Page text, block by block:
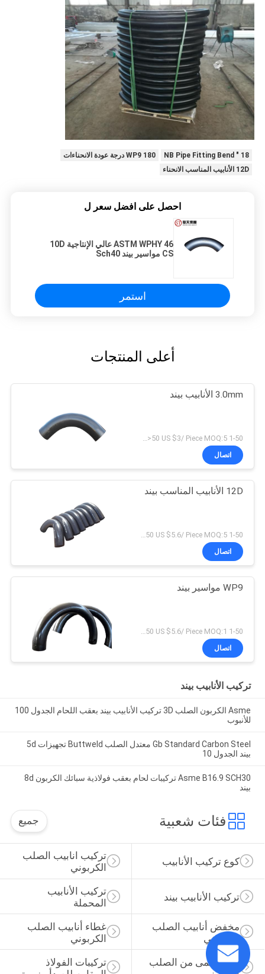
18 ″ NB Pipe Fitting Bend
WP9 180 درجة عودة الانحناءات
12D الأنابيب المناسب الانحناء
احصل على افضل سعر ل
ASTM WPHY 46 عالي الإنتاجية 10D
CS مواسير بيند Sch40
استمر
أعلى المنتجات
3.0mm الأنابيب بيند
1-50 US $5/ Piece；>50 US $3/ Piece MOQ:5 قطع
اتصال
12D الأنابيب المناسب بيند
اتصال
WP9 مواسير بيند
اتصال
تركيب الأنابيب بيند
Asme الكربون الصلب 3D تركيب الأنابيب بيند بعقب اللحام الجدول 100
للأنبوب
Gb Standard Carbon Steel معتدل الصلب Buttweld تجهيزات 5d
بيند الجدول 10
Asme B16.9 SCH30 تركيبات لحام بعقب فولاذية سبائك الكربون 8d
بيند
فئات شعبية جميع
تركيب انابيب الصلب
الكربوني
كوع تركيب الأنابيب
تركيب الأنابيب
المحملة
تركيب الأنابيب بيند
غطاء أنابيب الصلب
الكربوني
مخفض أنابيب الصلب
الكربوني
تركيبات الفولاذ
شفة أعمى من الصلب